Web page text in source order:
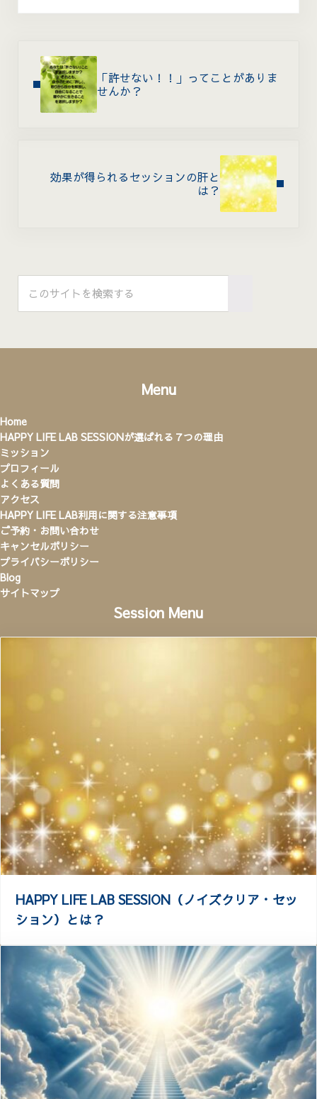
「許せない！！」ってことがありま
せんか？
効果が得られるセッションの肝と
は？
Sidebar
Menu
Home
HAPPY LIFE LAB SESSIONが選ばれる７つの理由
ミッション
プロフィール
よくある質問
アクセス
HAPPY LIFE LAB利用に関する注意事項
ご予約・お問い合わせ
キャンセルポリシー
プライバシーポリシー
Blog
サイトマップ
Session Menu
HAPPY LIFE LAB SESSION（ノイズクリア・セッ
ション）とは？